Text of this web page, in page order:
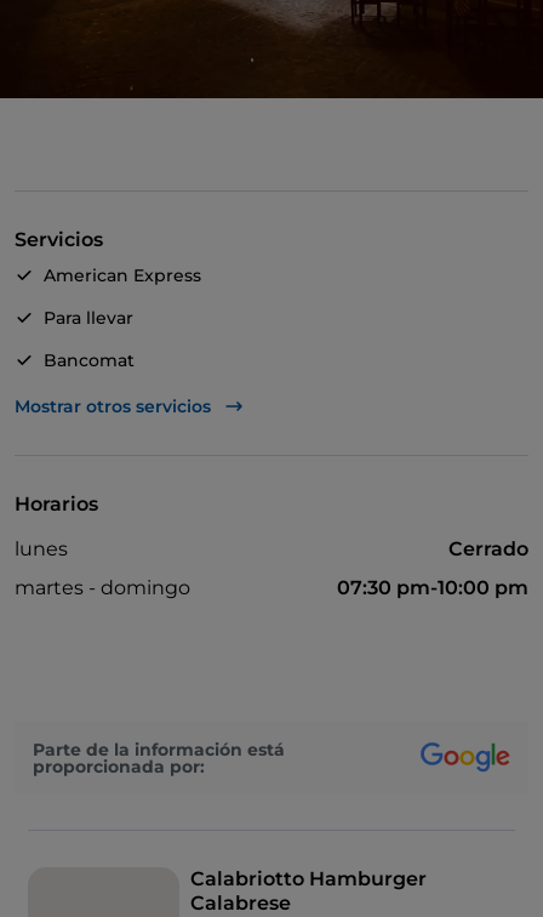
Servicios
American Express
Para llevar
Bancomat
Mastercard
Mostrar otros servicios
Horarios
lunes
Cerrado
martes - domingo
07:30 pm-10:00 pm
Parte de la información está
proporcionada por:
Calabriotto Hamburger
Calabrese